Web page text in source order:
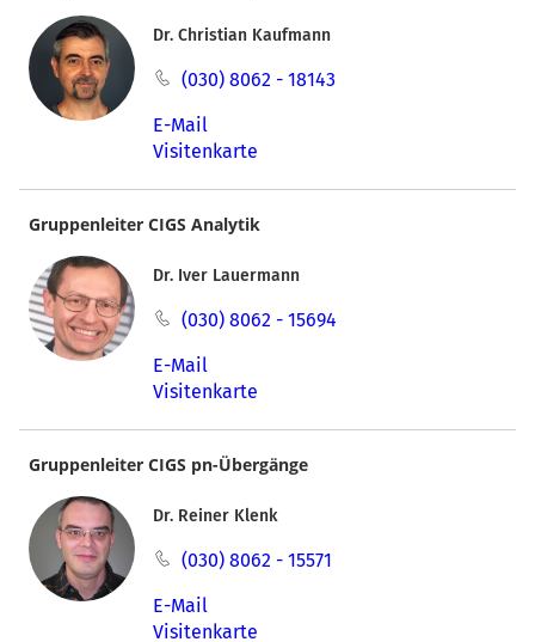
Dr. Christian Kaufmann
(030) 8062 - 18143
E-Mail
Visitenkarte
Gruppenleiter CIGS Analytik
Dr. Iver Lauermann
(030) 8062 - 15694
E-Mail
Visitenkarte
Gruppenleiter CIGS pn-Übergänge
Dr. Reiner Klenk
(030) 8062 - 15571
E-Mail
Visitenkarte